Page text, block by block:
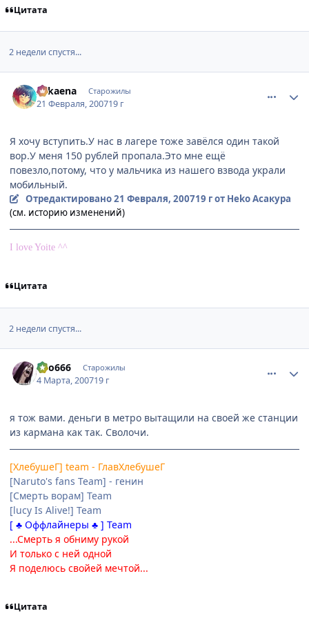
Цитата
2 недели спустя...
Arkaena Старожилы
21 Февраля, 200719 г
Я хочу вступить.У нас в лагере тоже завёлся один такой
вор.У меня 150 рублей пропала.Это мне ещё
повезло,потому, что у мальчика из нашего взвода украли
мобильный.
Отредактировано21 Февраля, 200719 гот Heko Асакура
(см. историю изменений)
I love Yoite ^^
Цитата
2 недели спустя...
Oro666 Старожилы
4 Марта, 200719 г
я тож вами. деньги в метро вытащили на своей же станции
из кармана как так. Сволочи.
[ХлебушеГ] team - ГлавХлебушеГ
[Naruto's fans Team] - генин
[Смерть ворам] Team
[lucy Is Alive!] Team
[ ♣ Оффлайнеры ♣ ] Team
...Смерть я обниму рукой
И только с ней одной
Я поделюсь свойей мечтой...
Цитата